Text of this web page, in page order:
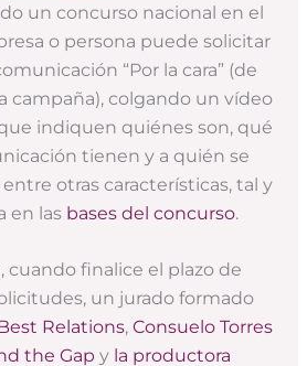
un concurso nacional en el
o persona puede solicitar
“Por la cara” (de
campaña), colgando un vídeo
indiquen quiénes son, qué
tienen y a quién se
otras características, tal y
en las bases del concurso.
cuando finalice el plazo de
un jurado formado
Relations, Consuelo Torres
the Gap y la productora